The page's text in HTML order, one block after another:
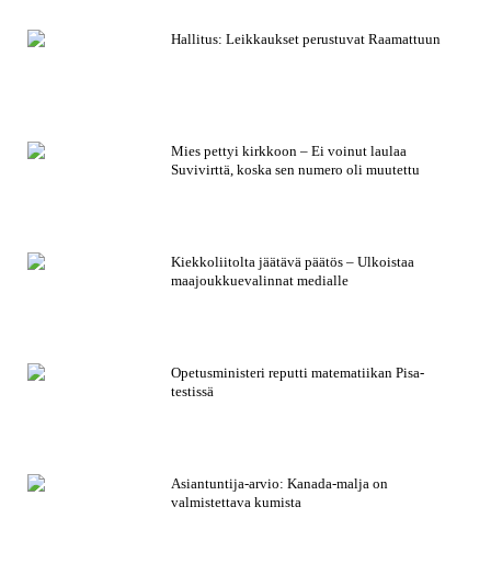
Hallitus: Leikkaukset perustuvat Raamattuun
Mies pettyi kirkkoon – Ei voinut laulaa
Suvivirttä, koska sen numero oli muutettu
Kiekkoliitolta jäätävä päätös – Ulkoistaa
maajoukkuevalinnat medialle
Opetusministeri reputti matematiikan Pisa-
testissä
Asiantuntija-arvio: Kanada-malja on
valmistettava kumista